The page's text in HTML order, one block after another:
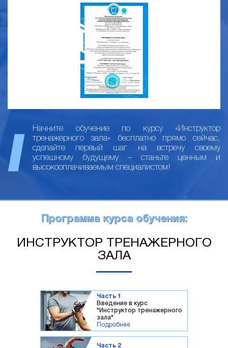
Начните обучение по курсу «Инструктор
тренажерного зала» бесплатно прямо сейчас,
сделайте первый шаг на встречу своему
успешному будущему – станьте ценным и
высокооплачиваемым специалистом!
Программа курса обучения:
ИНСТРУКТОР ТРЕНАЖЕРНОГО
ЗАЛА
Часть 1
Введение в курс
"Инструктор тренажерного
зала"
Подробнее
Часть 2